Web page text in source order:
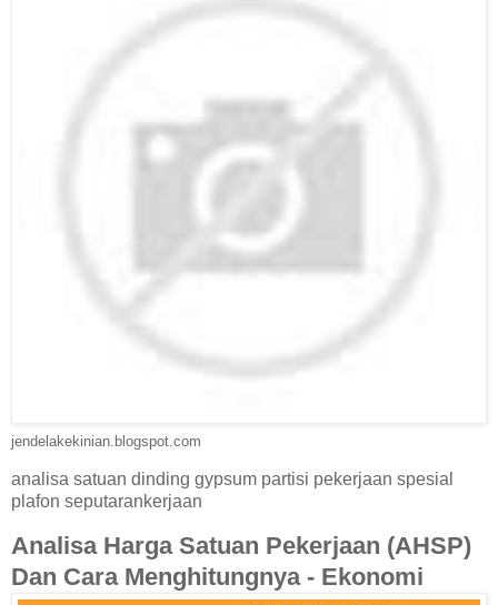
jendelakekinian.blogspot.com
analisa satuan dinding gypsum partisi pekerjaan spesial
plafon seputarankerjaan
Analisa Harga Satuan Pekerjaan (AHSP)
Dan Cara Menghitungnya - Ekonomi